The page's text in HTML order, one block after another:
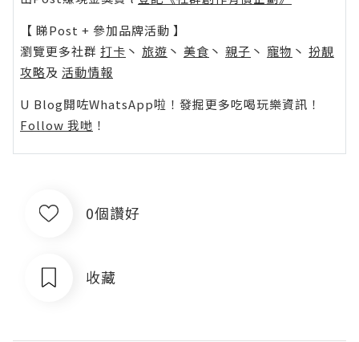
【 睇Post + 參加品牌活動 】
瀏覽更多社群 打卡 丶 旅遊 丶 美食 丶 親子 丶 寵物 丶 扮靚
攻略及 活動情報
U Blog開咗WhatsApp啦！發掘更多吃喝玩樂資訊！
Follow 我哋 ！
0個讚好
收藏